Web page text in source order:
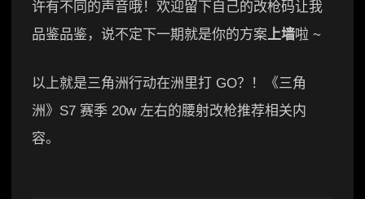
许有不同的声音哦！欢迎留下自己的改枪码让我
品鉴品鉴，说不定下一期就是你的方案上墙啦 ~
以上就是三角洲行动在洲里打 GO？！《三角
洲》S7 赛季 20w 左右的腰射改枪推荐相关内
容。